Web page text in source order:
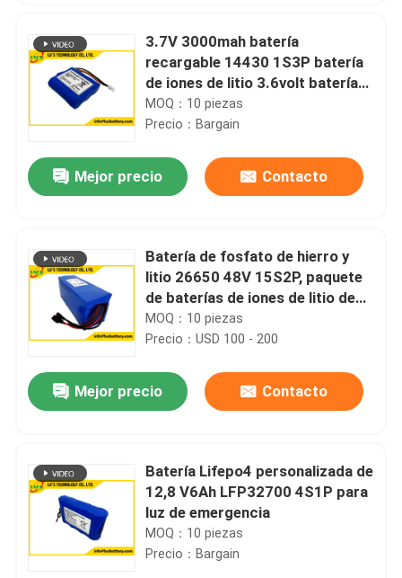
3.7V 3000mah batería
recargable 14430 1S3P batería
de iones de litio 3.6volt batería
OEM
MOQ：10 piezas
Precio：Bargain
Mejor precio Contacto
Batería de fosfato de hierro y
litio 26650 48V 15S2P, paquete
de baterías de iones de litio de
7200 mAh
MOQ：10 piezas
Precio：USD 100 - 200
Mejor precio Contacto
Batería Lifepo4 personalizada de
12,8 V6Ah LFP32700 4S1P para
luz de emergencia
MOQ：10 piezas
Precio：Bargain